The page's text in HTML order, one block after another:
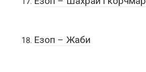
Езоп – Жаби